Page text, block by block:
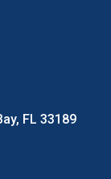
FL 33189